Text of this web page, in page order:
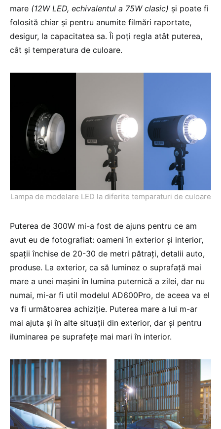
mare (12W LED, echivalentul a 75W clasic) și poate fi
folosită chiar și pentru anumite filmări raportate,
desigur, la capacitatea sa. Îi poți regla atât puterea,
cât și temperatura de culoare.
Lampa de modelare LED la diferite temparaturi de culoare
Puterea de 300W mi-a fost de ajuns pentru ce am
avut eu de fotografiat: oameni în exterior și interior,
spații închise de 20-30 de metri pătrați, detalii auto,
produse. La exterior, ca să luminez o suprafață mai
mare a unei mașini în lumina puternică a zilei, dar nu
numai, mi-ar fi util modelul AD600Pro, de aceea va el
va fi următoarea achiziție. Puterea mare a lui m-ar
mai ajuta și în alte situații din exterior, dar și pentru
iluminarea pe suprafețe mai mari în interior.